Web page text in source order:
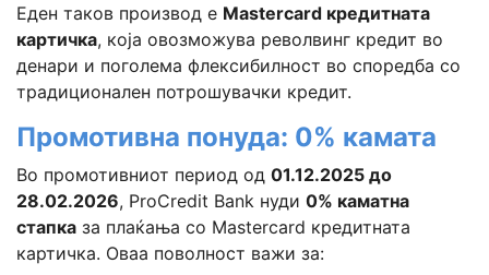
Еден таков производ е Mastercard кредитната
картичка, која овозможува револвинг кредит во
денари и поголема флексибилност во споредба со
традиционален потрошувачки кредит.
Промотивна понуда: 0% камата
Во промотивниот период од 01.12.2025 до
28.02.2026, ProCredit Bank нуди 0% каматна
стапка за плаќања со Mastercard кредитната
картичка. Оваа поволност важи за: